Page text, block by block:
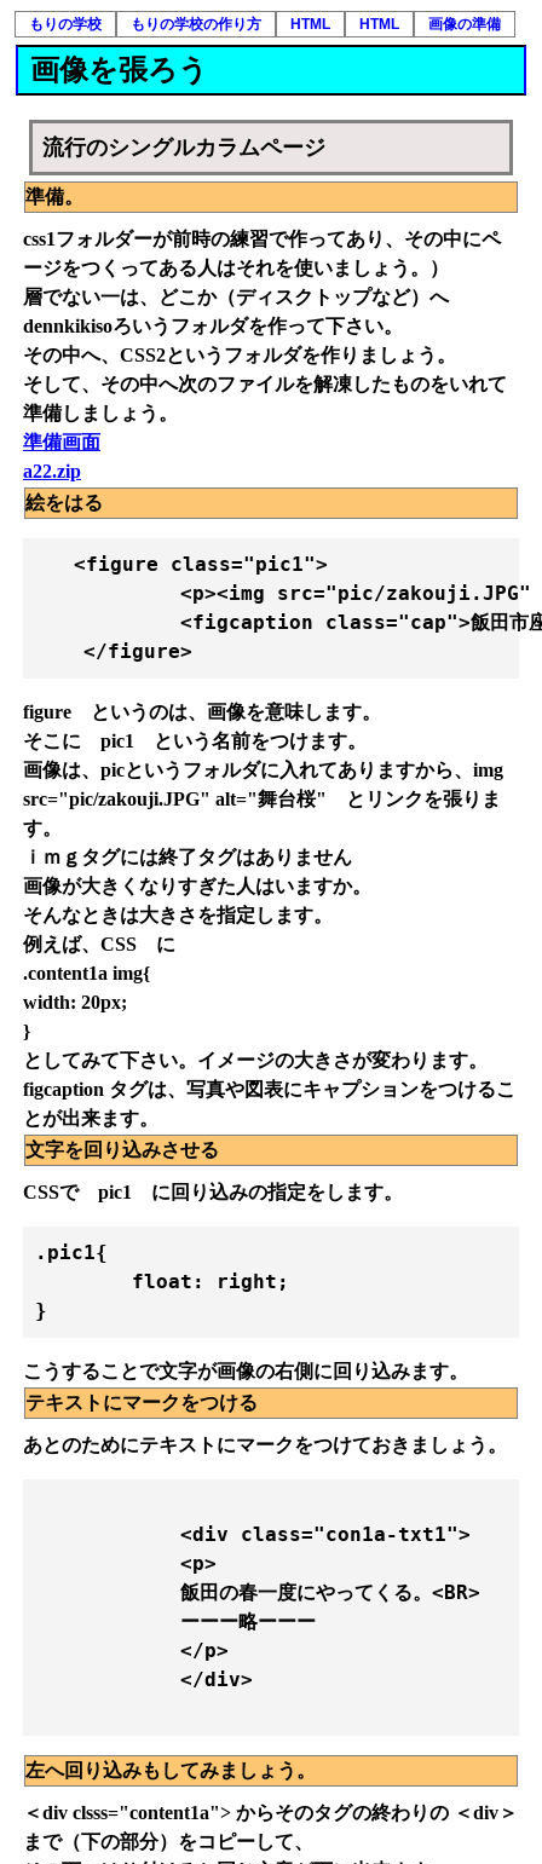
もりの学校 もりの学校の作り方 HTML HTML 画像の準備
画像を張ろう
流行のシングルカラムページ
準備。
css1フォルダーが前時の練習で作ってあり、その中にペ
ージをつくってある人はそれを使いましょう。）
層でない一は、どこか（ディスクトップなど）へ
dennkikisoろいうフォルダを作って下さい。
その中へ、CSS2というフォルダを作りましょう。
そして、その中へ次のファイルを解凍したものをいれて
準備しましょう。
準備画面
a22.zip
絵をはる
<figure class="pic1">
<p><img src="pic/zakouji.JPG"
<figcaption class="cap">飯田市
    </figure>
figure というのは、画像を意味します。
そこに pic1 という名前をつけます。
画像は、picというフォルダに入れてありますから、img
src="pic/zakouji.JPG" alt="舞台桜" とリンクを張りま
す。
ｉｍｇタグには終了タグはありません
画像が大きくなりすぎた人はいますか。
そんなときは大きさを指定します。
例えば、CSS に
.content1a img{
width: 20px;
}
としてみて下さい。イメージの大きさが変わります。
figcaption タグは、写真や図表にキャプションをつけるこ
とが出来ます。
文字を回り込みさせる
CSSで pic1 に回り込みの指定をします。
.pic1{
        float: right;
}
こうすることで文字が画像の右側に回り込みます。
テキストにマークをつける
あとのためにテキストにマークをつけておきましょう。
            <div class="con1a-txt1">
            <p>
            飯田の春一度にやってくる。<BR>
            ーーー略ーーー
            </p>
            </div>
左へ回り込みもしてみましょう。
＜div clsss="content1a"> からそのタグの終わりの ＜div＞
まで（下の部分）をコピーして、